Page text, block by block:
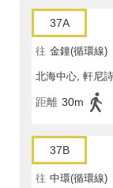
37A
往 金鐘(循環線)
北海中心, 軒尼
距離 30m
37B
往 中環(循環線)